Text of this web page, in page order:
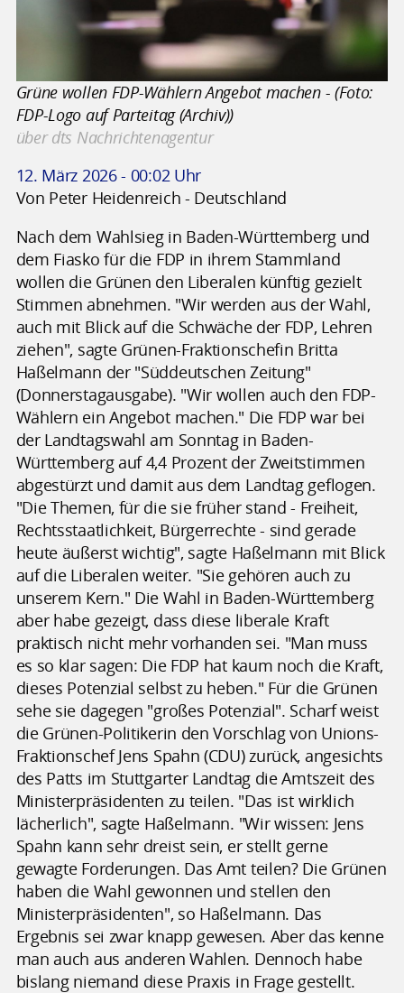
Grüne wollen FDP-Wählern Angebot machen - (Foto:
FDP-Logo auf Parteitag (Archiv))
über dts Nachrichtenagentur
12. März 2026 - 00:02 Uhr
Von Peter Heidenreich - Deutschland
Nach dem Wahlsieg in Baden-Württemberg und
dem Fiasko für die FDP in ihrem Stammland
wollen die Grünen den Liberalen künftig gezielt
Stimmen abnehmen. "Wir werden aus der Wahl,
auch mit Blick auf die Schwäche der FDP, Lehren
ziehen", sagte Grünen-Fraktionschefin Britta
Haßelmann der "Süddeutschen Zeitung"
(Donnerstagausgabe). "Wir wollen auch den FDP-
Wählern ein Angebot machen." Die FDP war bei
der Landtagswahl am Sonntag in Baden-
Württemberg auf 4,4 Prozent der Zweitstimmen
abgestürzt und damit aus dem Landtag geflogen.
"Die Themen, für die sie früher stand - Freiheit,
Rechtsstaatlichkeit, Bürgerrechte - sind gerade
heute äußerst wichtig", sagte Haßelmann mit Blick
auf die Liberalen weiter. "Sie gehören auch zu
unserem Kern." Die Wahl in Baden-Württemberg
aber habe gezeigt, dass diese liberale Kraft
praktisch nicht mehr vorhanden sei. "Man muss
es so klar sagen: Die FDP hat kaum noch die Kraft,
dieses Potenzial selbst zu heben." Für die Grünen
sehe sie dagegen "großes Potenzial". Scharf weist
die Grünen-Politikerin den Vorschlag von Unions-
Fraktionschef Jens Spahn (CDU) zurück, angesichts
des Patts im Stuttgarter Landtag die Amtszeit des
Ministerpräsidenten zu teilen. "Das ist wirklich
lächerlich", sagte Haßelmann. "Wir wissen: Jens
Spahn kann sehr dreist sein, er stellt gerne
gewagte Forderungen. Das Amt teilen? Die Grünen
haben die Wahl gewonnen und stellen den
Ministerpräsidenten", so Haßelmann. Das
Ergebnis sei zwar knapp gewesen. Aber das kenne
man auch aus anderen Wahlen. Dennoch habe
bislang niemand diese Praxis in Frage gestellt.